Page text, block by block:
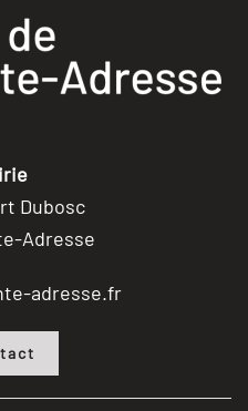
Dubosc
Adresse
adresse.fr